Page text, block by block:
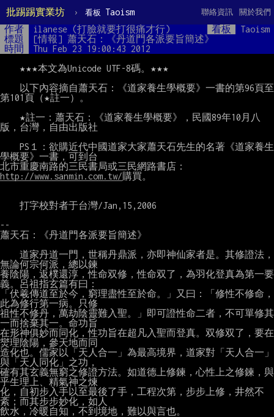
批踢踢實業坊 › 看板 Taoism 關於我們
聯絡資訊
作者 ilanese (打臉就要打很痛才行) 看板
Taoism
標題
[情報] 蕭天石：《丹道門各派要旨簡述》
時間
Thu Feb 23 19:00:43 2012
★★★本文為Unicode UTF-8碼。★★★
以下內容摘自蕭天石：《道家養生學概要》一書的第96頁至
第101頁（★註一）。
★註一：蕭天石：《道家養生學概要》，民國89年10月八
版，台灣，自由出版社
PS１：欲購近代中國道家大家蕭天石先生的名著《道家養生
學概要》一書，可到台
北市重慶南路的三民書局或三民網路書店：
http://www.sanmin.com.tw/購買。
打字校對者于台灣/Jan,15,2006
--
蕭天石：《丹道門各派要旨簡述》
道家丹道一門，世稱丹鼎派，亦即神仙家者是。其修證法，
無論何宗何派，總以鍊
養陰陽，返樸還淳，性命双修，性命双了，為羽化登真為第一要
義。呂祖指玄篇有曰：
「伏羲傳道至於今，窮理盡性至於命。」又曰：「修性不修命，
此為修行第一病。只修
祖性不修丹，萬劫陰靈難入聖。」即可證性命二者，不可單修其
一而捨棄其一。命功旨
在形神俱妙而同化，性功旨在超凡入聖而登真。双修双了，要在
爕理陰陽，參天地而同
造化也。儒家以「天人合一」為最高境界，道家對「天人合一」
與「天人同化」之功，
確有其玄義無窮之修證方法。如道德上修鍊，心性上之修鍊，與
乎生理上、精氣神之煉
化，自初步入手以至最後了手，工程次第，步步上修，井然不
紊；而其步步妙化，如人
飲水，冷暖自知，不到境地，難以與言也。